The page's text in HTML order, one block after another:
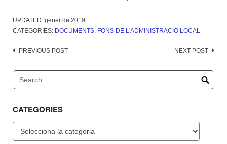
UPDATED: gener de 2019
CATEGORIES: DOCUMENTS, FONS DE L'ADMINISTRACIÓ LOCAL
Post
PREVIOUS POST NEXT POST
CATEGORIES